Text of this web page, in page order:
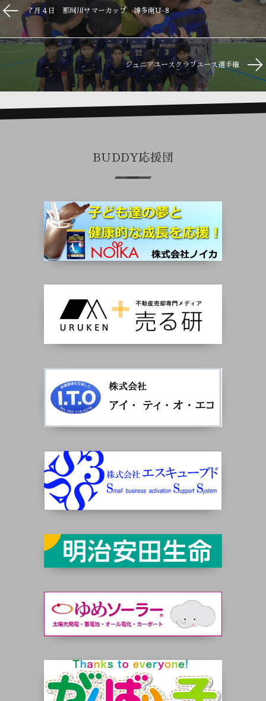
７月４日 那珂川サマーカップ 博多南U-8
ジュニアユースクラブユース選手権
BUDDY応援団